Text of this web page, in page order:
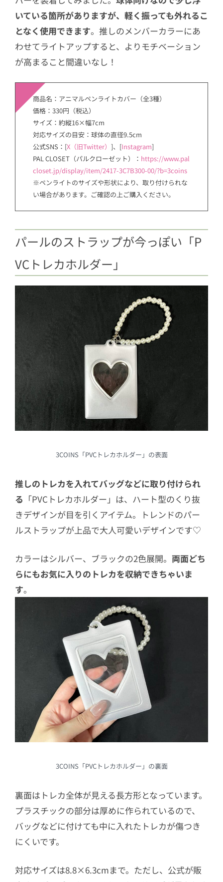
いている箇所がありますが、軽く振っても外れるこ
となく使用できます。推しのメンバーカラーにあ
わせてライトアップすると、よりモチベーション
が高まること間違いなし！
商品名：アニマルペンライトカバー（全3種）
価格：330円（税込）
サイズ：約縦16×幅7cm
対応サイズの目安：球体の直径9.5cm
公式SNS：[X（旧Twitter） ]、[Instagram]
PAL CLOSET（パルクローゼット）： https://www.pal
closet.jp/display/item/2417-3C7B300-00/?b=3coins
※ペンライトのサイズや形状により、取り付けられな
い場合があります。ご確認の上ご購入ください。
パールのストラップが今っぽい「P
VCトレカホルダー」
3COINS「PVCトレカホルダー」の表面
推しのトレカを入れてバッグなどに取り付けられ
る 「PVCトレカホルダー」は、ハート型のくり抜
きデザインが目を引くアイテム。トレンドのパー
ルストラップが上品で大人可愛いデザインです♡
カラーはシルバー、ブラックの2色展開。 両面どち
らにもお気に入りのトレカを収納できちゃいま
す。
3COINS「PVCトレカホルダー」の裏面
裏面はトレカ全体が見える長方形となっています。
プラスチックの部分は厚めに作られているので、
バッグなどに付けても中に入れたトレカが傷つき
にくいです。
対応サイズは8.8×6.3cmまで。ただし、公式が販